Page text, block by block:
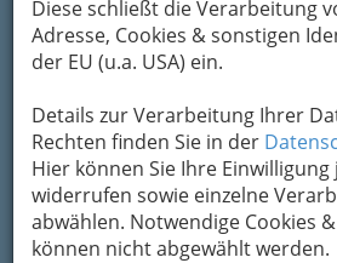
Diese schließt die Verarbeitung
Adresse, Cookies & sonstigen
der EU (u.a. USA) ein.
Details zur Verarbeitung Ihrer
Rechten finden Sie in der
Hier können Sie Ihre
widerrufen sowie einzelne
abwählen. Notwendige Cookies
können nicht abgewählt werden.
Um die Info-Graz Firmenvor
bewahren, verwenden wir an
Formular. Ihre Nachricht
Absenden umgehend
Unternehmen Dipl.Tzt.
weitergeleitet.
Mein Name